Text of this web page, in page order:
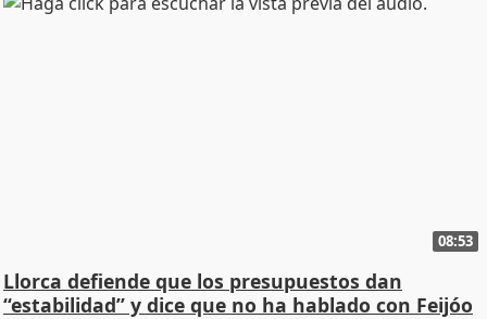
08:53
Llorca defiende que los presupuestos dan
“estabilidad” y dice que no ha hablado con Feijóo